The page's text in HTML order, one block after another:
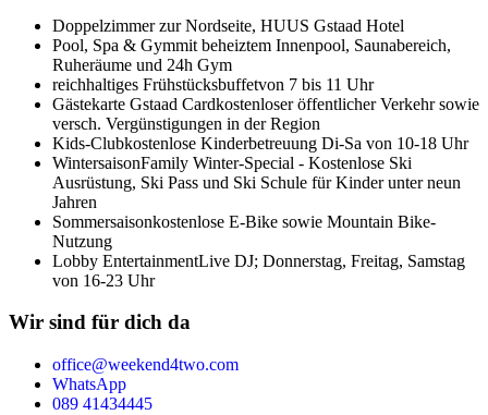
Doppelzimmer zur Nordseite, HUUS Gstaad Hotel
Pool, Spa & Gymmit beheiztem Innenpool, Saunabereich,
Ruheräume und 24h Gym
reichhaltiges Frühstücksbuffetvon 7 bis 11 Uhr
Gästekarte Gstaad Cardkostenloser öffentlicher Verkehr sowie
versch. Vergünstigungen in der Region
Kids-Clubkostenlose Kinderbetreuung Di-Sa von 10-18 Uhr
WintersaisonFamily Winter-Special - Kostenlose Ski
Ausrüstung, Ski Pass und Ski Schule für Kinder unter neun
Jahren
Sommersaisonkostenlose E-Bike sowie Mountain Bike-
Nutzung
Lobby EntertainmentLive DJ; Donnerstag, Freitag, Samstag
von 16-23 Uhr
Wir sind für dich da
office@weekend4two.com
WhatsApp
089 41434445